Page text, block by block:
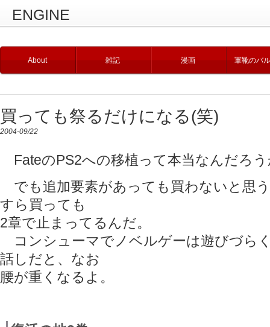
ENGINE
About 雑記 漫画 軍靴のバ
買っても祭るだけになる(笑)
2004-09/22
FateのPS2への移植って本当なんだろ
でも追加要素があっても買わないと思
すら買っても
2章で止まってるんだ。
コンシューマでノベルゲーは遊びづら
話しだと、なお
腰が重くなるよ。